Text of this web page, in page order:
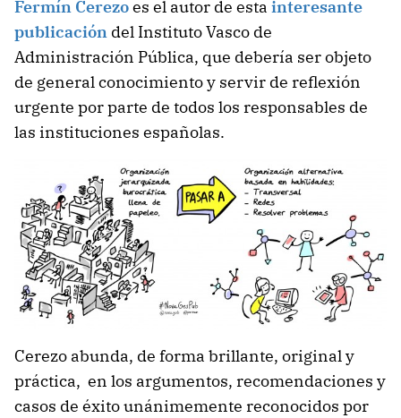
Fermín Cerezoes el autor de esta interesante
publicación del Instituto Vasco de
Administración Pública, que debería ser objeto
de general conocimiento y servir de reflexión
urgente por parte de todos los responsables de
las instituciones españolas.
Cerezo abunda, de forma brillante, original y
práctica, en los argumentos, recomendaciones y
casos de éxito unánimemente reconocidos por